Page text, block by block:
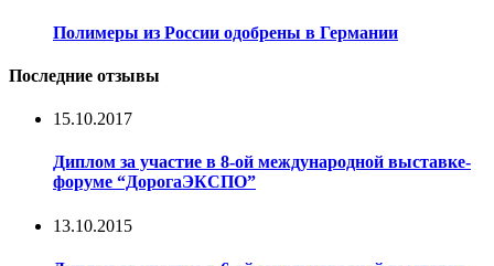
Полимеры из России одобрены в Германии
Последние отзывы
15.10.2017
Диплом за участие в 8-ой международной выставке-
форуме “ДорогаЭКСПО”
13.10.2015